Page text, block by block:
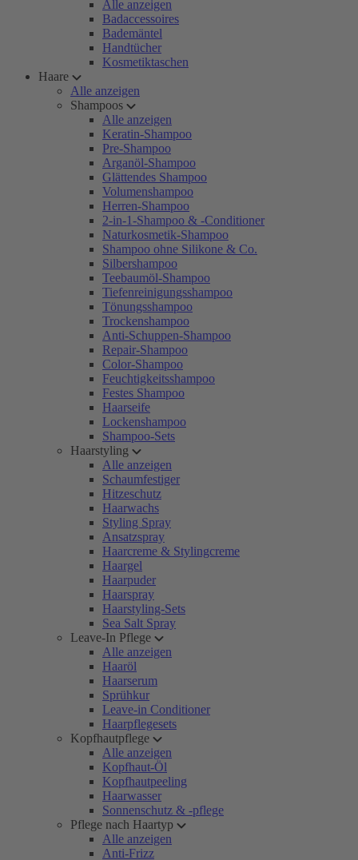
Alle anzeigen
Badaccessoires
Bademäntel
Handtücher
Kosmetiktaschen
Haare
Alle anzeigen
Shampoos
Alle anzeigen
Keratin-Shampoo
Pre-Shampoo
Arganöl-Shampoo
Glättendes Shampoo
Volumenshampoo
Herren-Shampoo
2-in-1-Shampoo & -Conditioner
Naturkosmetik-Shampoo
Shampoo ohne Silikone & Co.
Silbershampoo
Teebaumöl-Shampoo
Tiefenreinigungsshampoo
Tönungsshampoo
Trockenshampoo
Anti-Schuppen-Shampoo
Repair-Shampoo
Color-Shampoo
Feuchtigkeitsshampoo
Festes Shampoo
Haarseife
Lockenshampoo
Shampoo-Sets
Haarstyling
Alle anzeigen
Schaumfestiger
Hitzeschutz
Haarwachs
Styling Spray
Ansatzspray
Haarcreme & Stylingcreme
Haargel
Haarpuder
Haarspray
Haarstyling-Sets
Sea Salt Spray
Leave-In Pflege
Alle anzeigen
Haaröl
Haarserum
Sprühkur
Leave-in Conditioner
Haarpflegesets
Kopfhautpflege
Alle anzeigen
Kopfhaut-Öl
Kopfhautpeeling
Haarwasser
Sonnenschutz & -pflege
Pflege nach Haartyp
Alle anzeigen
Anti-Frizz